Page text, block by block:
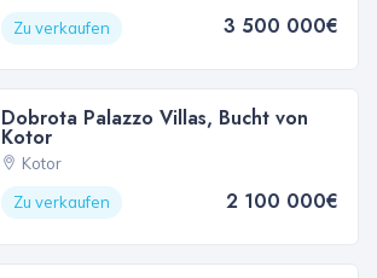
Zu verkaufen
3 500 000€
Dobrota Palazzo Villas, Bucht von
Kotor
Kotor
Zu verkaufen
2 100 000€